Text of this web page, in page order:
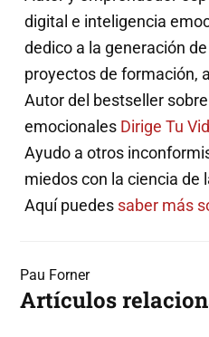
digital e inteligencia
dedico a la generación
proyectos de formación,
Autor del bestseller
emocionales Dirige Tu
Ayudo a otros
miedos con la ciencia de
Aquí puedes saber más
Pau Forner
Artículos